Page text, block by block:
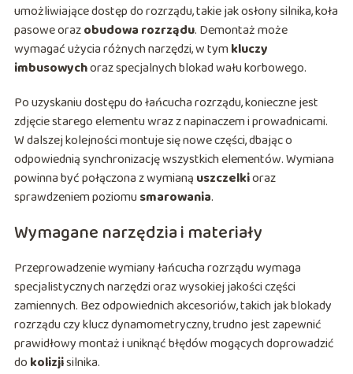
umożliwiające dostęp do rozrządu, takie jak osłony silnika, koła
pasowe orazobudowa rozrządu. Demontaż może
wymagać użycia różnych narzędzi, w tymkluczy
imbusowychoraz specjalnych blokad wału korbowego.
Po uzyskaniu dostępu do łańcucha rozrządu, konieczne jest
zdjęcie starego elementu wraz z napinaczem i prowadnicami.
W dalszej kolejności montuje się nowe części, dbając o
odpowiednią synchronizację wszystkich elementów. Wymiana
powinna być połączona z wymianą uszczelkioraz
sprawdzeniem poziomusmarowania.
Wymagane narzędzia i materiały
Przeprowadzenie wymiany łańcucha rozrządu wymaga
specjalistycznych narzędzi oraz wysokiej jakości części
zamiennych. Bez odpowiednich akcesoriów, takich jak blokady
rozrządu czy klucz dynamometryczny, trudno jest zapewnić
prawidłowy montaż i uniknąć błędów mogących doprowadzić
do kolizjisilnika.